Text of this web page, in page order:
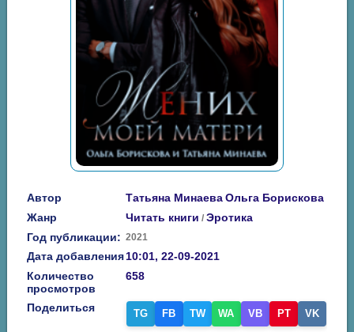
Автор Татьяна Минаева Ольга Борискова
Жанр
Читать книги /Эротика
Год публикации: 2021
Дата добавления10:01, 22-09-2021
Количество
просмотров
658
Поделиться TG FB TW WA VB PT VK